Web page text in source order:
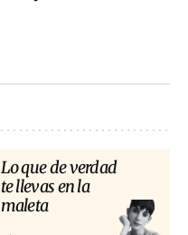
Lo que de verdad
te llevas en la
maleta